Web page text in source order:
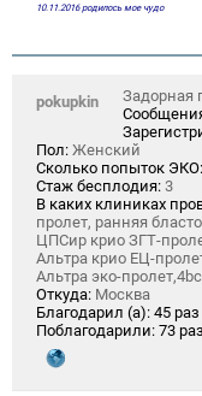
10.11.2016 родилось мое чудо
pokupkin
Задорная
Пол: Женский
Сколько попыток ЭКО:
Стаж бесплодия: 3
В каких клиниках
пролет, ранняя
ЦПСир крио ЗГТ-
Альтра крио ЕЦ-
Альтра эко-
Откуда: Москва
Благодарил (а): 45 раз
Поблагодарили: 73